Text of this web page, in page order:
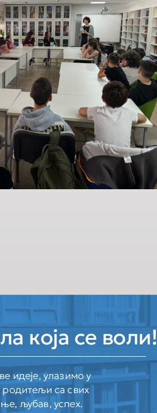
која се воли!
идеје, улазимо у
родитељи са свих
љубав, успех.